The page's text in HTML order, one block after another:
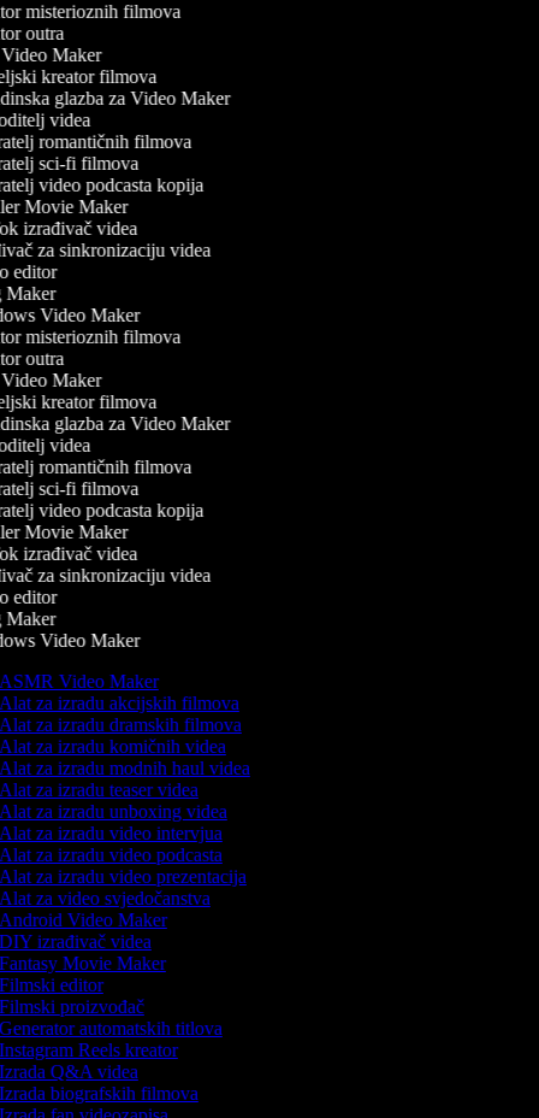
misterioznih filmova
outra
Maker
kreator filmova
glazba za Video Maker
videa
romantičnih filmova
sci-fi filmova
video podcasta kopija
Movie Maker
izrađivač videa
za sinkronizaciju videa
editor
Video Maker
misterioznih filmova
outra
Maker
kreator filmova
glazba za Video Maker
videa
romantičnih filmova
sci-fi filmova
video podcasta kopija
Movie Maker
izrađivač videa
za sinkronizaciju videa
editor
Video Maker
Video Maker
za izradu akcijskih filmova
za izradu dramskih filmova
za izradu komičnih videa
za izradu modnih haul videa
za izradu teaser videa
za izradu unboxing videa
za izradu video intervjua
za izradu video podcasta
za izradu video prezentacija
za video svjedočanstva
Video Maker
izrađivač videa
Movie Maker
editor
proizvođač
automatskih titlova
Reels kreator
Q&A videa
biografskih filmova